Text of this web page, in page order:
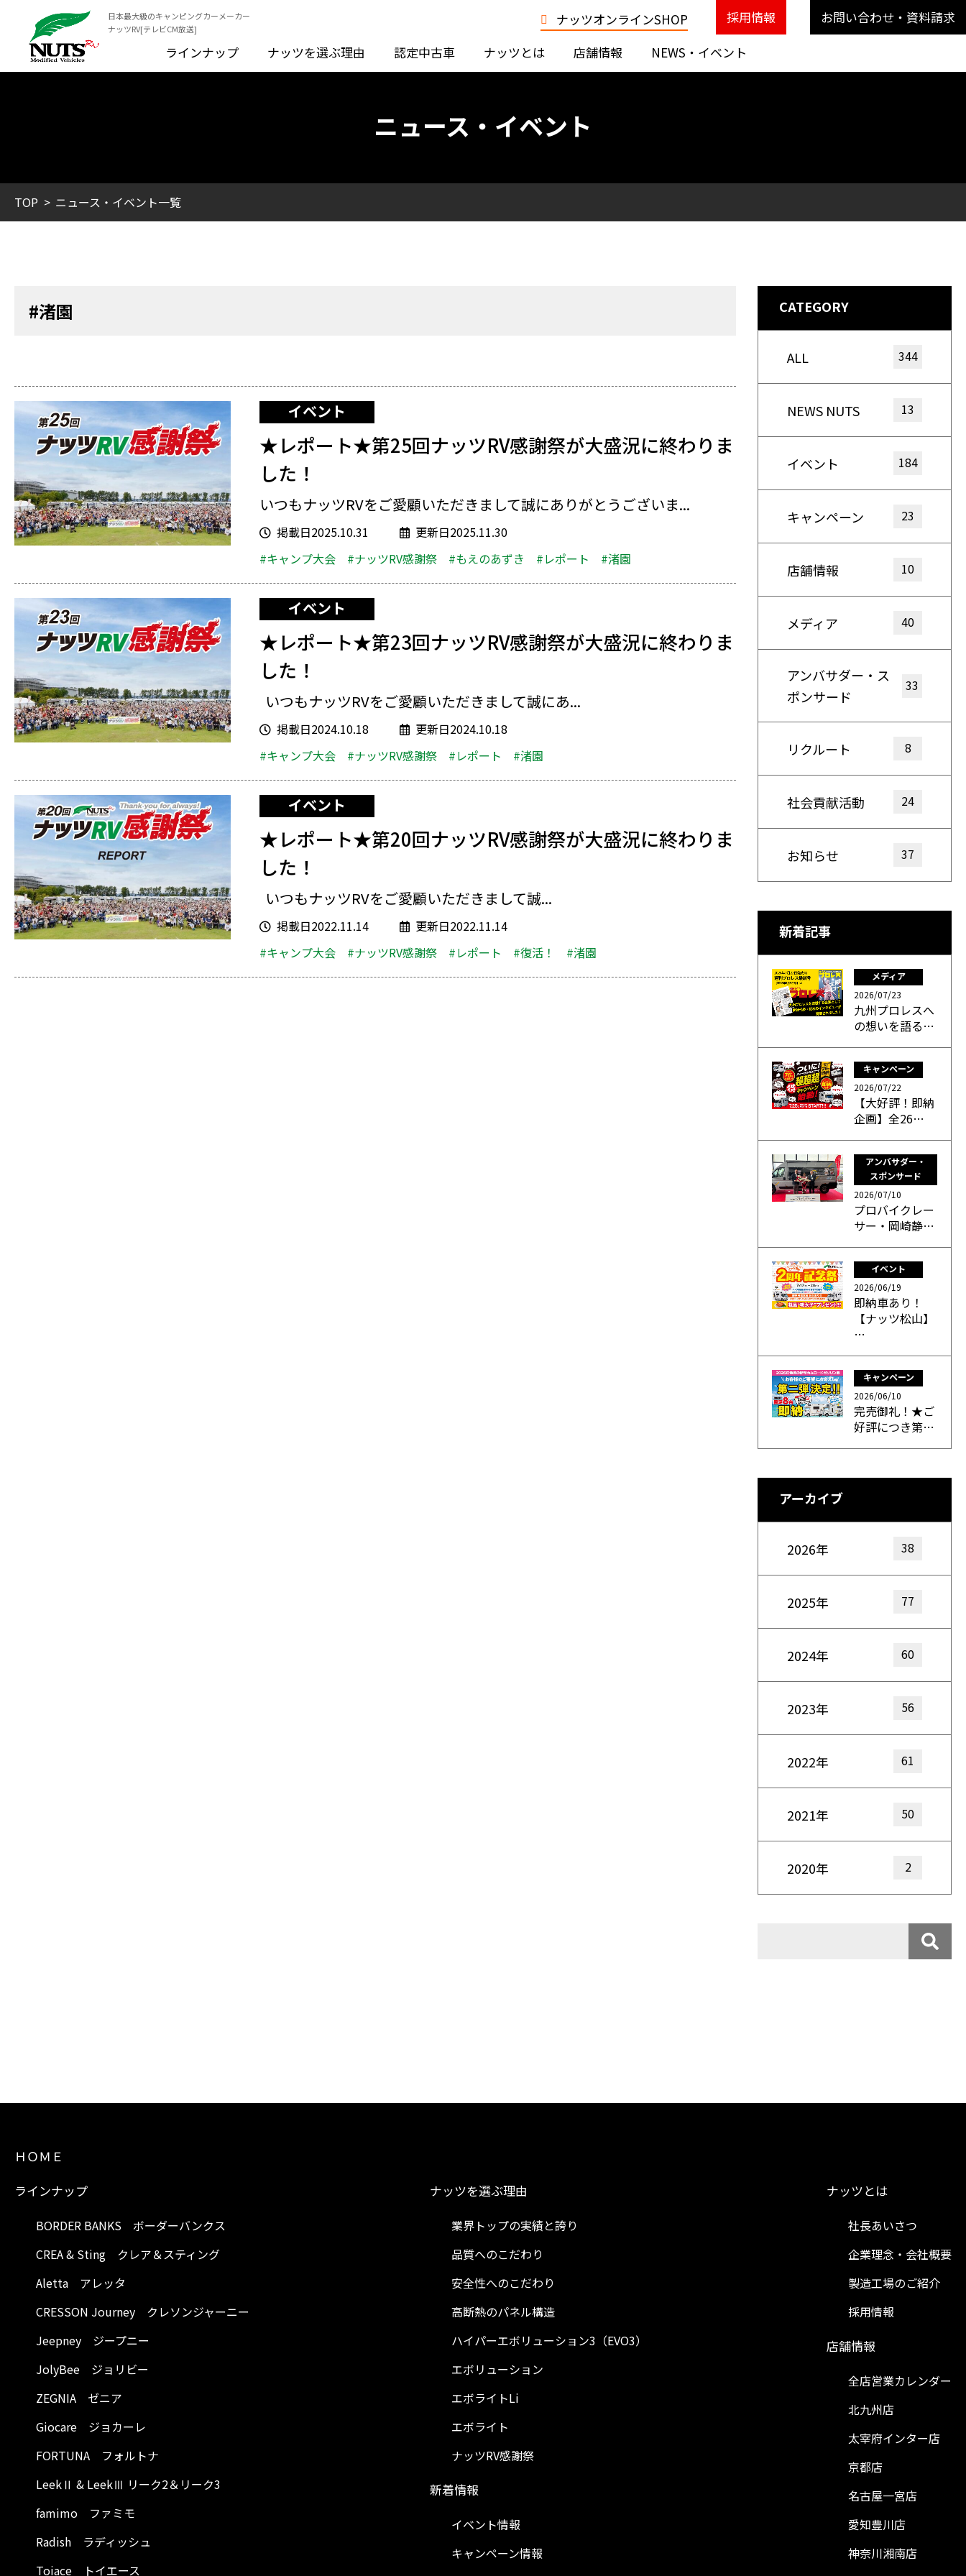
日本最大級のキャンピングカーメーカー
ナッツRV[テレビCM放送]
お問い合わせ・資料請求
ラインナップ
ナッツを選ぶ理由 認定中古車 ナッツとは 店舗情報 NEWS・イベント
ナッツオンラインSHOP 採用情報
ニュース・イベント
TOP ニュース・イベント一覧
#渚園
イベント
★レポート★第25回ナッツRV感謝祭が大盛況に終わりま
した！
いつもナッツRVをご愛顧いただきまして誠にありがとうございま...
掲載日2025.10.31
更新日2025.11.30
#キャンプ大会
#ナッツRV感謝祭 #もえのあずき #レポート #渚園
イベント
★レポート★第23回ナッツRV感謝祭が大盛況に終わりま
した！
いつもナッツRVをご愛顧いただきまして誠にあ...
掲載日2024.10.18
更新日2024.10.18
#キャンプ大会
#ナッツRV感謝祭 #レポート #渚園
イベント
★レポート★第20回ナッツRV感謝祭が大盛況に終わりま
した！
いつもナッツRVをご愛顧いただきまして誠...
掲載日2022.11.14
更新日2022.11.14
#キャンプ大会
#ナッツRV感謝祭 #レポート #復活！ #渚園
CATEGORY
ALL 344
NEWS NUTS 13
イベント 184
キャンペーン 23
店舗情報 10
メディア 40
アンバサダー・ス
ポンサード
33
リクルート 8
社会貢献活動 24
お知らせ 37
新着記事
メディア
2026/07/23
九州プロレスへ
の想いを語る…
キャンペーン
2026/07/22
【大好評！即納
企画】全26…
アンバサダー・
スポンサード
2026/07/10
プロバイクレー
サー・岡崎静…
イベント
2026/06/19
即納車あり！
【ナッツ松山】
…
キャンペーン
2026/06/10
完売御礼！★ご
好評につき第…
アーカイブ
2026年 38
2025年 77
2024年 60
2023年 56
2022年 61
2021年 50
2020年 2
ＨＯＭＥ
ラインナップ
BORDER BANKS ボーダーバンクス
CREA & Sting クレア＆スティング
Aletta アレッタ
CRESSON Journey クレソンジャーニー
Jeepney ジープニー
JolyBee ジョリビー
ZEGNIA ゼニア
Giocare ジョカーレ
FORTUNA フォルトナ
LeekⅡ & LeekⅢ リーク2＆リーク3
famimo ファミモ
Radish ラディッシュ
Toiace トイエース
ナッツを選ぶ理由
業界トップの実績と誇り
品質へのこだわり
安全性へのこだわり
高断熱のパネル構造
ハイパーエボリューション3（EVO3）
エボリューション
エボライトLi
エボライト
ナッツRV感謝祭
新着情報
イベント情報
キャンペーン情報
ナッツとは
社長あいさつ
企業理念・会社概要
製造工場のご紹介
採用情報
店舗情報
全店営業カレンダー
北九州店
太宰府インター店
京都店
名古屋一宮店
愛知豊川店
神奈川湘南店